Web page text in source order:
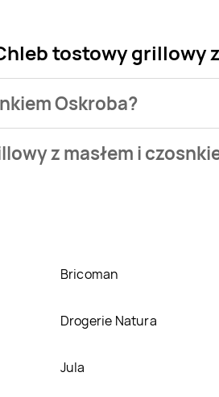
tostowy grillowy
Oskroba?
z masłem i
Bricoman
Drogerie Natura
Jula